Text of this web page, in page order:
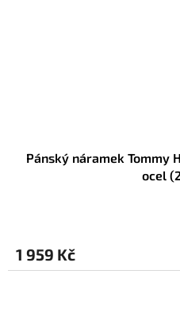
Pánský náramek Tommy
ocel
1 959 Kč